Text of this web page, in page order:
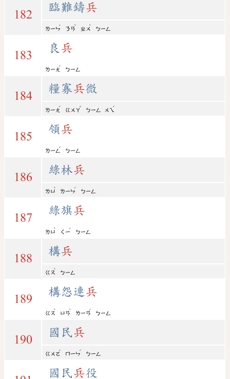
182
臨難鑄兵
ㄌㄧㄣ
ˊ
ㄋㄢ
ˋ
ㄓㄨ
ˋ
ㄅㄧㄥ
183
良 兵
ㄌㄧㄤ
ˊ
ㄅㄧㄥ
184
糧寡兵微
ㄌㄧㄤ
ˊ
ㄍㄨㄚ
ˇ
ㄅㄧㄥ ㄨㄟ
ˊ
185
領 兵
ㄌㄧㄥ
ˇ
ㄅㄧㄥ
186
綠林兵
ㄌㄩ
ˋ
ㄌㄧㄣ
ˊ
ㄅㄧㄥ
187
綠旗兵
ㄌㄩ
ˋ
ㄑㄧ
ˊ
ㄅㄧㄥ
188
構兵
ㄍㄡ
ˋ
ㄅㄧㄥ
189
構怨連 兵
ㄍㄡ
ˋ
ㄩㄢ
ˋ
ㄌㄧㄢ
ˊ
ㄅㄧㄥ
190
國民兵
ㄍㄨㄛ
ˊ
ㄇㄧㄣ
ˊ
ㄅㄧㄥ
國民兵役